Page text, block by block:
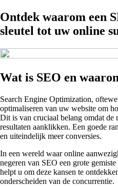
Ontdek waarom een
sleutel tot uw online
Wat is SEO en
Search Engine Optimization,
optimaliseren van uw website om
Dit is van cruciaal belang omdat de
resultaten aanklikken. Een goede
en uiteindelijk meer conversies.
In een wereld waar online
negeren van SEO een grote
helpt u om deze kansen te
onderscheiden van de concurrentie.